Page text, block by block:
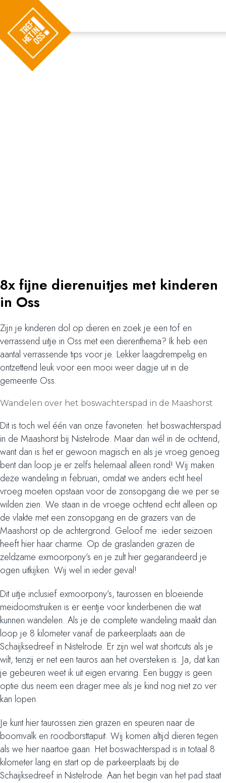
G
8x fijne dierenuitjes met kinderen
in Oss
Zijn je kinderen dol op dieren en zoek je een tof en
verrassend uitje in Oss met een dierenthema? Ik heb een
aantal verrassende tips voor je. Lekker laagdrempelig en
ontzettend leuk voor een mooi weer dagje uit in de
gemeente Oss.
Wandelen over het boswachterspad in de Maashorst
Dit is toch wel één van onze favorieten: het boswachterspad
in de Maashorst bij Nistelrode. Maar dan wél in de ochtend,
want dan is het er gewoon magisch en als je vroeg genoeg
bent dan loop je er zelfs helemaal alleen rond! Wij maken
deze wandeling in februari, omdat we anders echt heel
vroeg moeten opstaan voor de zonsopgang die we per se
wilden zien. We staan in de vroege ochtend echt alleen op
de vlakte met een zonsopgang en de grazers van de
Maashorst op de achtergrond. Geloof me: ieder seizoen
heeft hier haar charme. Op de graslanden grazen de
zeldzame exmoorpony’s en je zult hier gegarandeerd je
ogen uitkijken. Wij wel in ieder geval!
Dit uitje inclusief exmoorpony’s, taurossen en bloeiende
meidoornstruiken is er eentje voor kinderbenen die wat
kunnen wandelen. Als je de complete wandeling maakt dan
loop je 8 kilometer vanaf de parkeerplaats aan de
Schaijksedreef in Nistelrode. Er zijn wel wat shortcuts als je
wilt, tenzij er net een tauros aan het oversteken is. Ja, dat kan
je gebeuren weet ik uit eigen ervaring. Een buggy is geen
optie dus neem een drager mee als je kind nog niet zo ver
kan lopen.
Je kunt hier taurossen zien grazen en speuren naar de
boomvalk en roodborsttapuit. Wij komen altijd dieren tegen
als we hier naartoe gaan. Het boswachterspad is in totaal 8
kilometer lang en start op de parkeerplaats bij de
Schaijksedreef in Nistelrode. Aan het begin van het pad staat